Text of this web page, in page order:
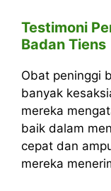
Testimoni
Badan Tiens
Obat peninggi
banyak
mereka
baik dalam
cepat dan
mereka